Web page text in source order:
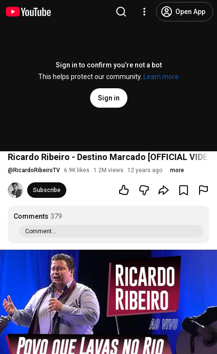
Open App
Sign in to confirm you’re not a bot
This helps protect our community.
Learn more
Sign in
Ricardo Ribeiro - Destino Marcado [OFFICIAL VIDEO]
@ RicardoRibeiroTV 6.9K likes 1.2M views 12 years ago more
Subscribe
Comments 379
Comment...